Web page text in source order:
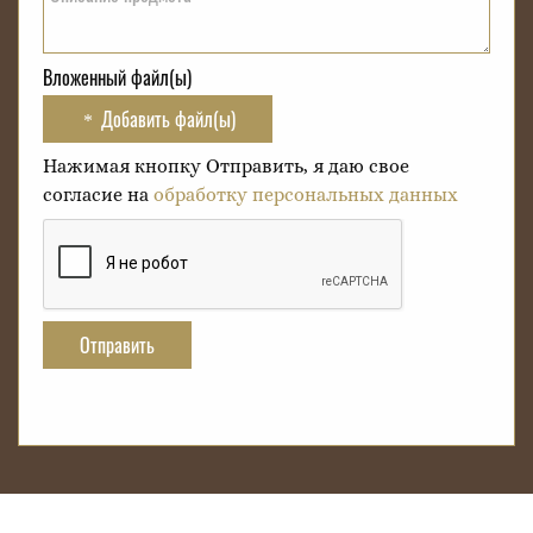
Вложенный файл(ы)
Добавить файл(ы)
Нажимая кнопку Отправить, я даю свое
согласие на обработку персональных данных
Отправить